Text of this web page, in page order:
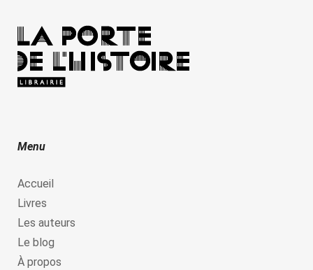
Menu
Accueil
Livres
Les auteurs
Le blog
À propos